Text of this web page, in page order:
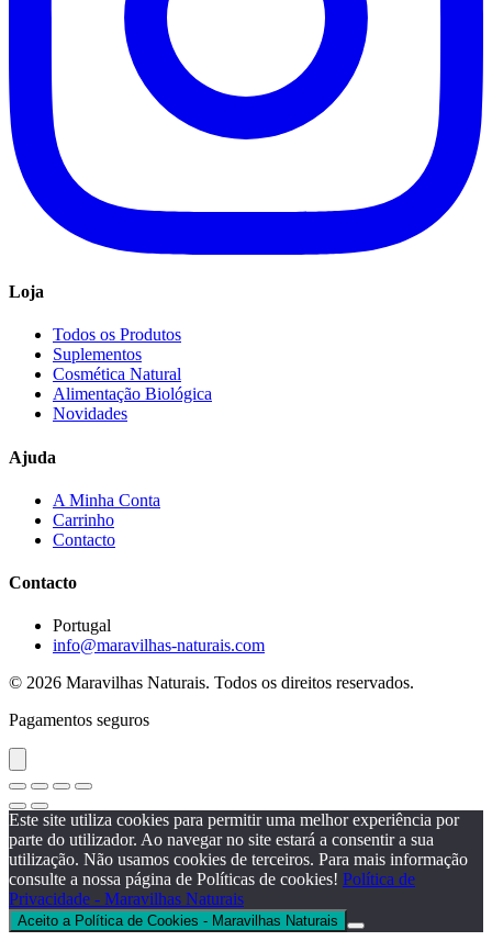
Loja
Todos os Produtos
Suplementos
Cosmética Natural
Alimentação Biológica
Novidades
Ajuda
A Minha Conta
Carrinho
Contacto
Contacto
Portugal
info@maravilhas-naturais.com
© 2026 Maravilhas Naturais. Todos os direitos reservados.
Pagamentos seguros
Este site utiliza cookies para permitir uma melhor experiência por
parte do utilizador. Ao navegar no site estará a consentir a sua
utilização. Não usamos cookies de terceiros. Para mais informação
consulte a nossa página de Políticas de cookies! Política de
Privacidade - Maravilhas Naturais
Aceito a Política de Cookies - Maravilhas Naturais